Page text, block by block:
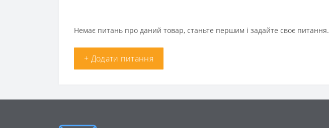
Немає питань про даний товар, станьте першим і задайте своє питання.
+ Додати питання